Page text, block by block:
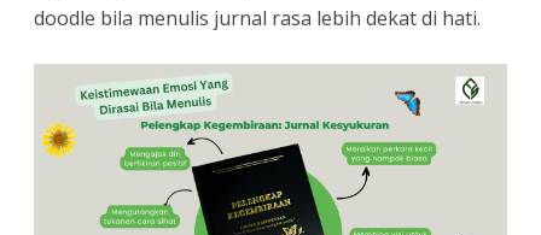
doodle bila menulis jurnal rasa lebih dekat di hati.